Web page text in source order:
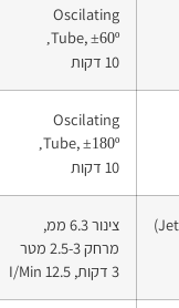
Oscilating
Tube,±60º,
10 דקות
Oscilating
Tube,±180º,
10 דקות
צינור 6.3 ממ,
מרחק 2.5-3 מטר
3 דקות, 12.5 I/Min